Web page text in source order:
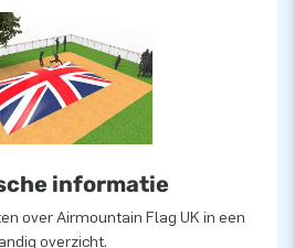
in eigen kleuren of logo? Neem
in-house ontwerpteam er
ontwerpen!
kozen ook voor JB
mensen wereldwijd een gat in de
Ons team van designers,
medewerkers leveren unieke
informatie
over Airmountain Flag UK in een
overzicht.